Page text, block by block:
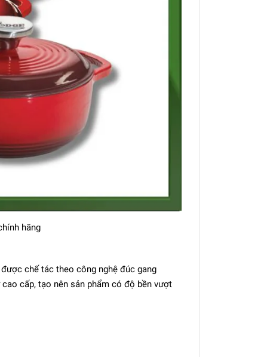
hãng
chế tác theo công nghệ đúc gang
cấp, tạo nên sản phẩm có độ bền vượt